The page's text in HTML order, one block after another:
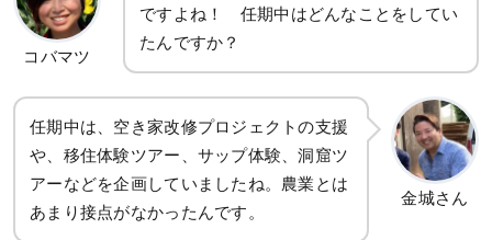
コバマツ
ですよね！ 任期中はどんなことをしてい
たんですか？
任期中は、空き家改修プロジェクトの支援
や、移住体験ツアー、サップ体験、洞窟ツ
アーなどを企画していましたね。農業とは
あまり接点がなかったんです。
金城さん